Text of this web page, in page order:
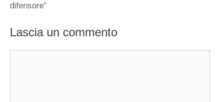
difensore”
Lascia un commento